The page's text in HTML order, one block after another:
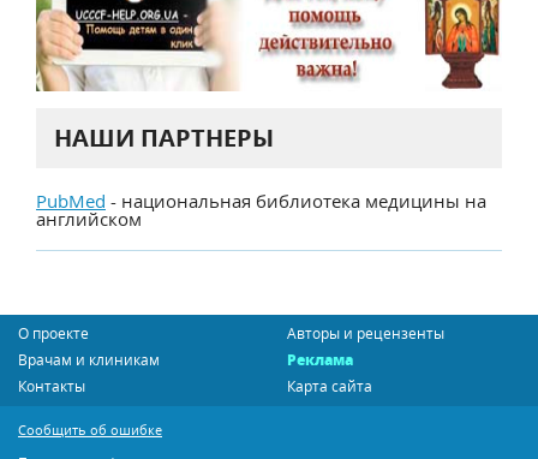
НАШИ ПАРТНЕРЫ
PubMed - национальная библиотека медицины на
английском
О проекте
Авторы и рецензенты
Врачам и клиникам
Реклама
Контакты
Карта сайта
Сообщить об ошибке